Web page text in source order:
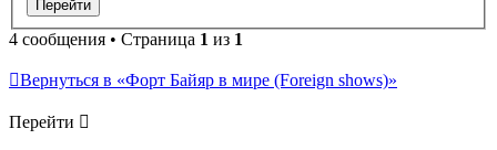
4 сообщения • Страница 1 из 1
Вернуться в «Форт Байяр в мире (Foreign shows)»
Перейти